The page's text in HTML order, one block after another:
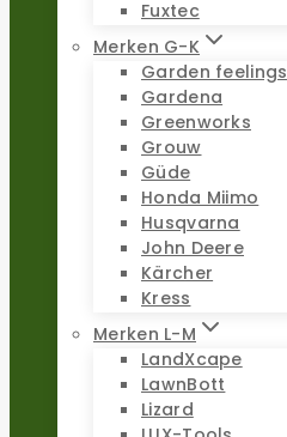
Fuxtec
Merken G-K
Garden feelings
Gardena
Greenworks
Grouw
Güde
Honda Miimo
Husqvarna
John Deere
Kärcher
Kress
Merken L-M
LandXcape
LawnBott
Lizard